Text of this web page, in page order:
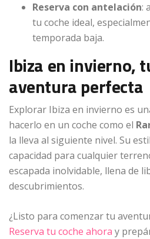
Reserva con antelación:
tu coche ideal,
temporada baja.
Ibiza en invierno,
aventura perfecta
Explorar Ibiza en invierno es
hacerlo en un coche como el
la lleva al siguiente nivel. Su
capacidad para cualquier
escapada inolvidable, llena de
descubrimientos.
¿Listo para comenzar tu
Reserva tu coche ahora y